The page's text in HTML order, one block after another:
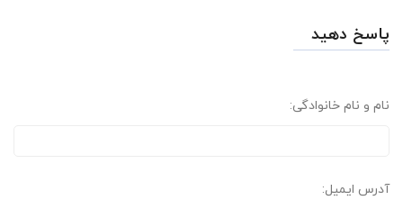
پاسخ دهید
نام و نام خانوادگی:
آدرس ایمیل: